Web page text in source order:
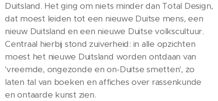
Duitsland. Het ging om niets minder dan Total Design,
dat moest leiden tot een nieuwe Duitse mens, een
nieuw Duitsland en een nieuwe Duitse volkscultuur.
Centraal hierbij stond zuiverheid: in alle opzichten
moest het nieuwe Duitsland worden ontdaan van
'vreemde, ongezonde en on-Duitse smetten', zo
laten tal van boeken en affiches over rassenkunde
en ontaarde kunst zien.